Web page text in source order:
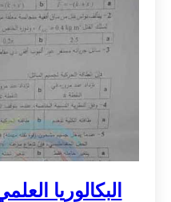
البكالوريا